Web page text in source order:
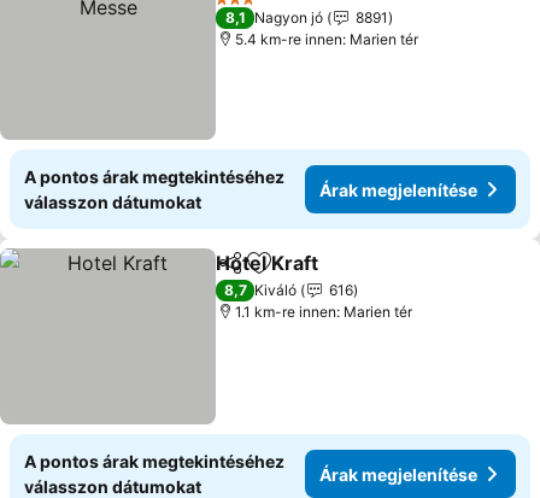
3 Kategória
8,1 Nagyon jó
8891
5.4 km-re innen: Marien tér
A pontos árak megtekintéséhez
válasszon dátumokat
Árak megjelenítése
Megosztás
Hozzáadás a kedvencekhez
Hotel Kraft
8,7 Kiváló
616
1.1 km-re innen: Marien tér
A pontos árak megtekintéséhez
válasszon dátumokat
Árak megjelenítése